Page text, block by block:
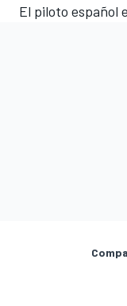
El piloto español